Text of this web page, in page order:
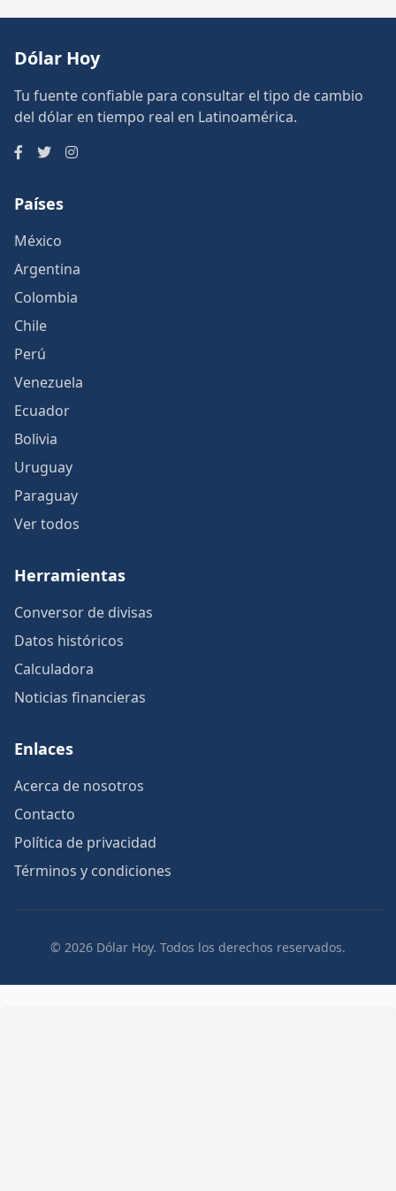
Dólar Hoy
Tu fuente confiable para consultar el tipo de cambio
del dólar en tiempo real en Latinoamérica.
Países
México
Argentina
Colombia
Chile
Perú
Venezuela
Ecuador
Bolivia
Uruguay
Paraguay
Ver todos
Herramientas
Conversor de divisas
Datos históricos
Calculadora
Noticias financieras
Enlaces
Acerca de nosotros
Contacto
Política de privacidad
Términos y condiciones
© 2026 Dólar Hoy. Todos los derechos reservados.